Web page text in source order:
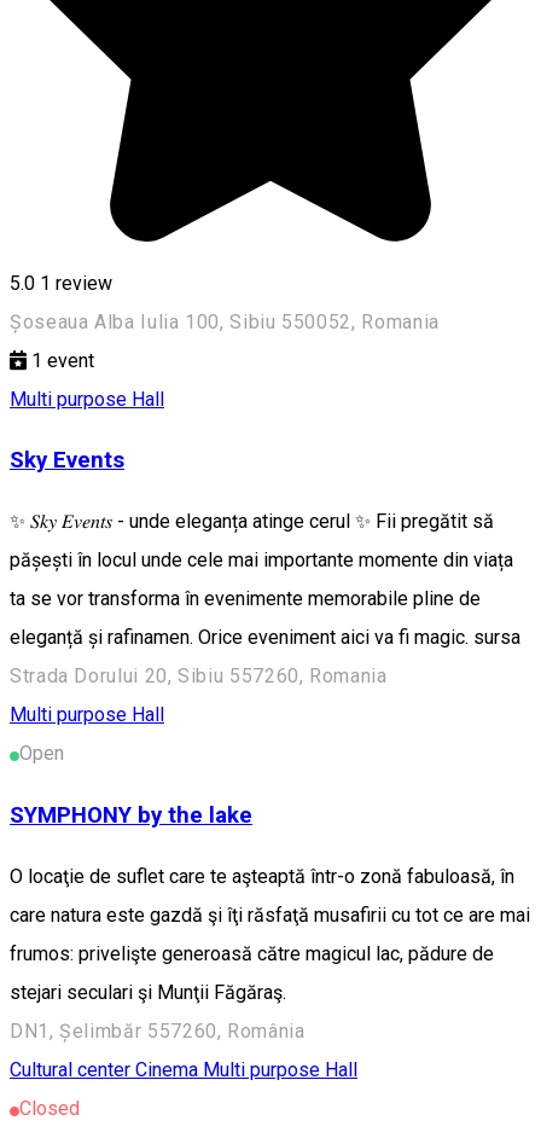
5.0 1 review
Șoseaua Alba Iulia 100, Sibiu 550052, Romania
1 event
Multi purpose Hall
Sky Events
✨ 𝑆𝑘𝑦 𝐸𝑣𝑒𝑛𝑡𝑠 - unde eleganța atinge cerul ✨ Fii pregătit să
pășești în locul unde cele mai importante momente din viața
ta se vor transforma în evenimente memorabile pline de
eleganță și rafinamen. Orice eveniment aici va fi magic. sursa
Strada Dorului 20, Sibiu 557260, Romania
Multi purpose Hall
Open
SYMPHONY by the lake
O locaţie de suflet care te aşteaptă într-o zonă fabuloasă, în
care natura este gazdă şi îţi răsfaţă musafirii cu tot ce are mai
frumos: privelişte generoasă către magicul lac, pădure de
stejari seculari şi Munţii Făgăraş.
DN1, Șelimbăr 557260, România
Cultural center Cinema Multi purpose Hall
Closed